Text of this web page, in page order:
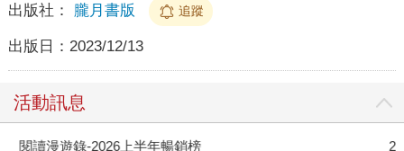
出版社： 朧月書版 追蹤
出版日： 2023/12/13
活動訊息
閱讀漫遊錄-2026上半年暢銷榜